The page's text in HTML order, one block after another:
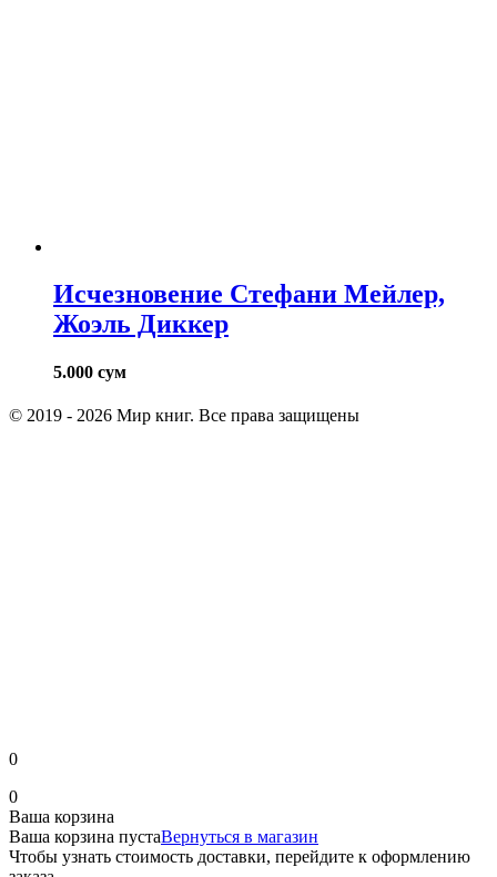
Исчезновение Стефани Мейлер,
Жоэль Диккер
5.000 сум
© 2019 - 2026 Мир книг. Все права защищены
0
0
Ваша корзина
Ваша корзина пустаВернуться в магазин
Чтобы узнать стоимость доставки, перейдите к оформлению